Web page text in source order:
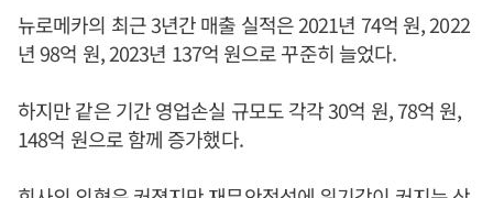
뉴로메카의 최근 3년간 매출 실적은 2021년 74억 원, 2022
년 98억 원, 2023년 137억 원으로 꾸준히 늘었다.
하지만 같은 기간 영업손실 규모도 각각 30억 원, 78억 원,
148억 원으로 함께 증가했다.